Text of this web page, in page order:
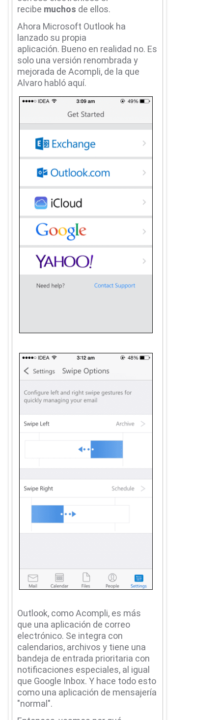
recibe muchos de ellos.
Ahora Microsoft Outlook ha
lanzado su propia
aplicación. Bueno en realidad no. Es
solo una versión renombrada y
mejorada de Acompli, de la que
Alvaro habló aquí.
Outlook, como Acompli, es más
que una aplicación de correo
electrónico. Se integra con
calendarios, archivos y tiene una
bandeja de entrada prioritaria con
notificaciones especiales, al igual
que Google Inbox.Y hace todo esto
como una aplicación de mensajería
"normal".